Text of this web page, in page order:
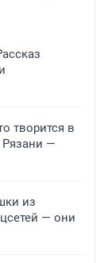
творится в
—
из
— они